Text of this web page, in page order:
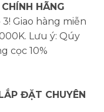
HÃNG
Giao hàng miễn
Lưu ý: Qúy
cọc 10%
ĐẶT CHUYÊN